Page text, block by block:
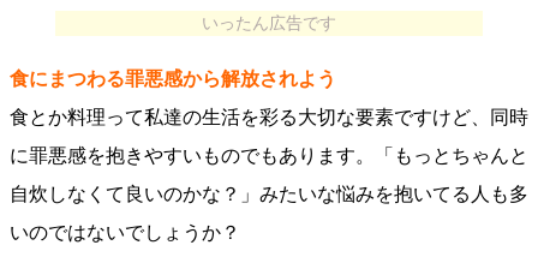
いったん広告です
食にまつわる罪悪感から解放されよう
食とか料理って私達の生活を彩る大切な要素ですけど、同時
に罪悪感を抱きやすいものでもあります。「もっとちゃんと
自炊しなくて良いのかな？」みたいな悩みを抱いてる人も多
いのではないでしょうか？